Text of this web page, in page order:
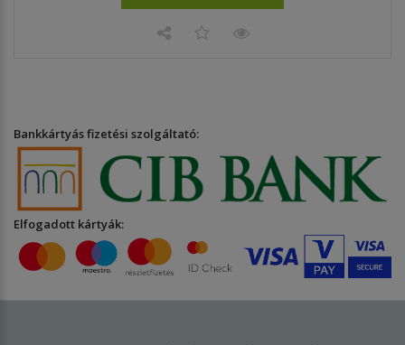
Bankkártyás fizetési szolgáltató:
Elfogadott kártyák: